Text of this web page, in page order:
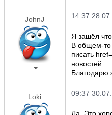
JohnJ 14:37
Я зашёл
В общем-то
писать
новостей.
Благодарю
Loki 09:37